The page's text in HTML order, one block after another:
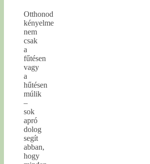
Otthonod
kényelme
nem
csak
a
fűtésen
vagy
a
hűtésen
múlik
–
sok
apró
dolog
segít
abban,
hogy